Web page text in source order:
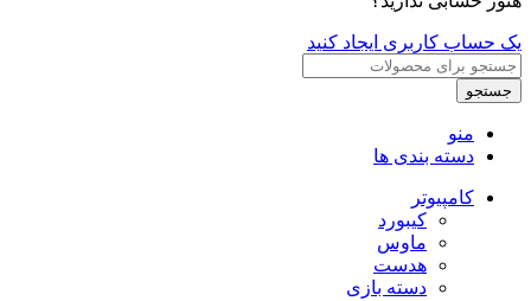
یک حساب کاربری ایجاد کنید
جستجو
منو
دسته بندی ها
کامپیوتر
کیبورد
ماوس
هدست
دسته بازی